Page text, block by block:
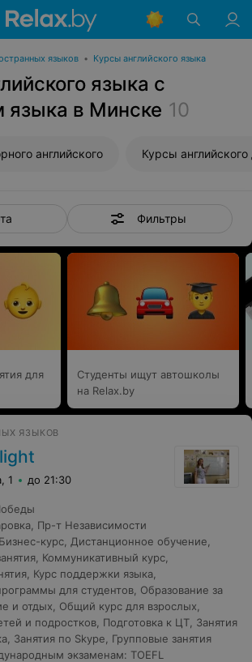
языков • Курсы английского языка
языка с
языка в Минске 10
английского
Фильтры
для
Студенты ищут автошколы
на Relax.by
ЯЗЫКОВ
1 до 21:30
Пр-т Независимости
Бизнес-курс Дистанционное обучение
Коммуникативный курс
Курс поддержки языка
для студентов Образование за
и отдых Общий курс для взрослых
и подростков Подготовка к ЦТ Занятия
Занятия по Skype
Групповые занятия
экзаменам: TOEFL